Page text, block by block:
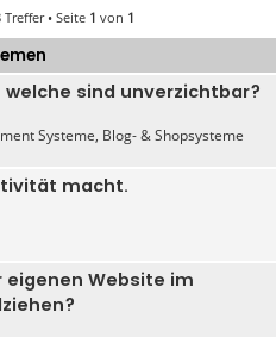
• Seite 1 von 1
welche sind unverzichtbar?
Systeme, Blog- & Shopsysteme
macht.
Website im